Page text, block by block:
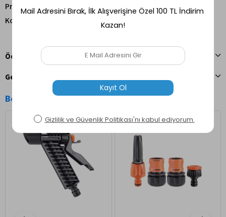
Profesyonel ve yoğun kullanıma uygun tasarım
Konforlu kullanım sağlayan ergonomik yapı
Ödeme Seçenekleri
Geri Bildirim Gönder
Benzer Ürünler
Ücretsiz Kargo Ücretsiz Kargo